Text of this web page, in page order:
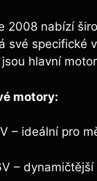
2008 nabízí
své specifické
hlavní
motory:
– ideální pro
–